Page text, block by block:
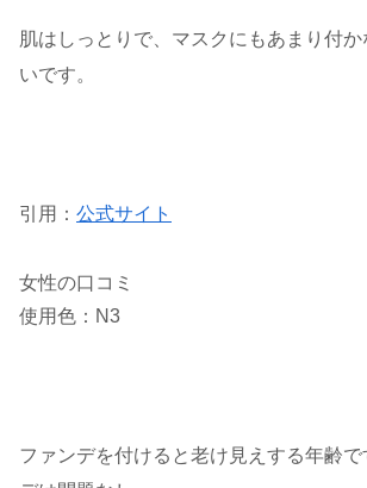
肌はしっとりで、マスクにもあまり付
いです。
引用： 公式サイト
女性の口コミ
使用色：N3
ファンデを付けると老け見えする年齢